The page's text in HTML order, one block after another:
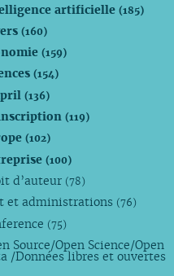
artificielle(185)
(160)
(159)
(154)
(136)
(119)
(102)
(100)
d’auteur (78)
et administrations (76)
(75)
Source/Open Science/Open
/Données libres et ouvertes